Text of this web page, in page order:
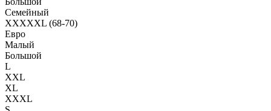
Семейный
XXXXXL (68-70)
Евро
Малый
Большой
L
XXL
XL
XXXL